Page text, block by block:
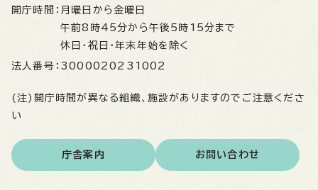
開庁時間： 月曜日から金曜日
午前8時45分から午後5時15分まで
休日・祝日・年末年始を除く
法人番号： 3000020231002
(注)開庁時間が異なる組織、施設がありますのでご注意くださ
い
庁舎案内 お問い合わせ